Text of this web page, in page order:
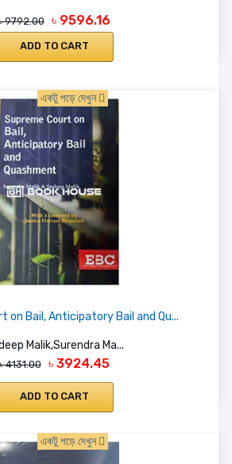
9792.00 ৳ 9596.16
ADD TO CART
একটু পড়ে দেখুন
on Bail, Anticipatory Bail and Qu...
Malik,Surendra Ma...
4131.00 ৳ 3924.45
ADD TO CART
একটু পড়ে দেখুন